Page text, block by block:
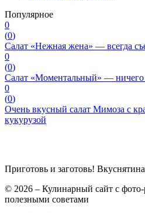
Популярное
0
(0)
Салат «Нежная жена» — всегда
0
(0)
Салат «Моментальный» — ничего
0
(0)
Очень вкусный салат Мимоза с
кукурузой
Приготовь и заготовь! Вкуснятина
© 2026 – Кулинарный сайт с фото-
полезными советами